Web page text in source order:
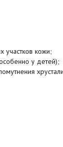
участков кожи;
у детей);